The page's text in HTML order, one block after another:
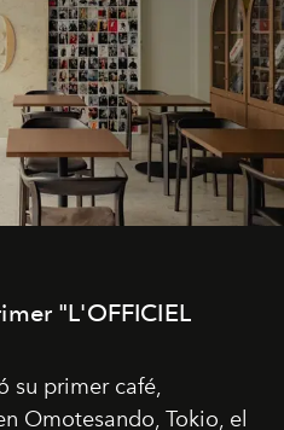
"L'OFFICIEL
su primer café,
Omotesando, Tokio, el